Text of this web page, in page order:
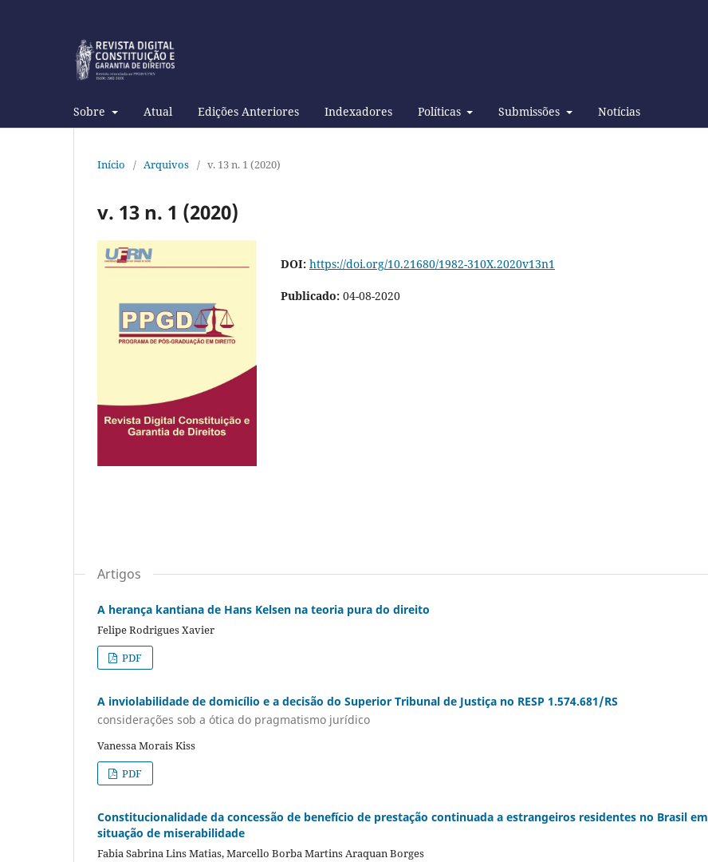
Sobre Atual Edições Anteriores Indexadores Políticas Submissões Notícias
Início / Arquivos / v. 13 n. 1 (2020)
v. 13 n. 1 (2020)
DOI: https://doi.org/10.21680/1982-310X.2020v13n1
Publicado: 04-08-2020
Artigos
A herança kantiana de Hans Kelsen na teoria pura do direito
Felipe Rodrigues Xavier
PDF
A inviolabilidade de domicílio e a decisão do Superior Tribunal de Justiça no RESP 1.574.681/RS
considerações sob a ótica do pragmatismo jurídico
Vanessa Morais Kiss
PDF
Constitucionalidade da concessão de benefício de prestação continuada a estrangeiros residentes no Brasil em
situação de miserabilidade
Fabia Sabrina Lins Matias, Marcello Borba Martins Araquan Borges